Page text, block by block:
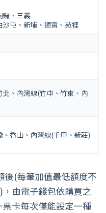
鑼、三義
屯、新埔、通霄、苑裡
、內灣線(竹中、竹東、內
香山、內灣線(千甲、新莊)
後(每筆加值最低額度不
由電子錢包依購買之
卡每次僅能設定一種